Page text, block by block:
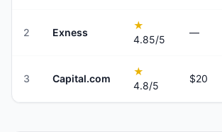
2 Exness
★
4.85/5
—
3 Capital.com
★
4.8/5
$20